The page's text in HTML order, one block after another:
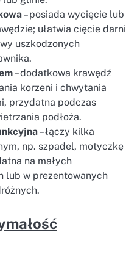
– posiada wycięcie lub
ułatwia cięcie darni
uszkodzonych
– dodatkowa krawędź
korzeni i chwytania
przydatna podczas
podłoża.
– łączy kilka
np. szpadel, motyczkę
na małych
lub w prezentowanych